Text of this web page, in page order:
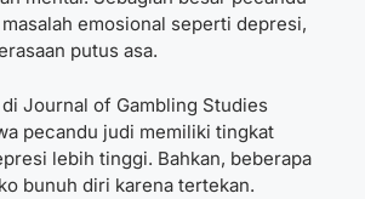
emosional seperti depresi,
putus asa.
Journal of Gambling Studies
pecandu judi memiliki tingkat
lebih tinggi. Bahkan, beberapa
bunuh diri karena tertekan.